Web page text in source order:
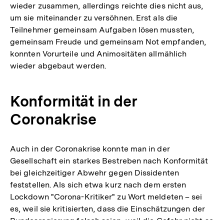
wieder zusammen, allerdings reichte dies nicht aus,
um sie miteinander zu versöhnen. Erst als die
Teilnehmer gemeinsam Aufgaben lösen mussten,
gemeinsam Freude und gemeinsam Not empfanden,
konnten Vorurteile und Animositäten allmählich
wieder abgebaut werden.
Konformität in der
Coronakrise
Auch in der Coronakrise konnte man in der
Gesellschaft ein starkes Bestreben nach Konformität
bei gleichzeitiger Abwehr gegen Dissidenten
feststellen. Als sich etwa kurz nach dem ersten
Lockdown "Corona-Kritiker" zu Wort meldeten – sei
es, weil sie kritisierten, dass die Einschätzungen der